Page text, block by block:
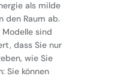
als milde
den Raum ab.
Modelle sind
dass Sie nur
wie Sie
Sie können